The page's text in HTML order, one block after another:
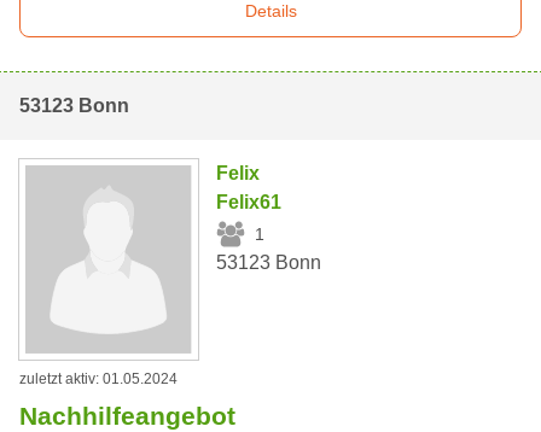
Details
53123 Bonn
Felix
Felix61
1
53123 Bonn
zuletzt aktiv: 01.05.2024
Nachhilfeangebot